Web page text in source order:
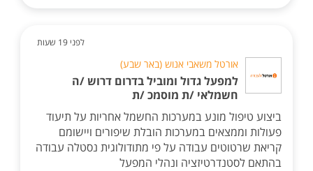
לפני 19 שעות
אורטל משאבי אנוש (באר שבע)
למפעל גדול ומוביל בדרום דרוש /ה
חשמלאי /ת מוסמכ /ת
ביצוע טיפול מונע במערכות החשמל אחריות על תיעוד
פעולות וממצאים במערכות הובלת שיפורים ויישומם
קריאת שרטוטים עבודה על פי מתודולוגית נסטלה עבודה
בהתאם לסטנדרטיזציה ונהלי המפעל